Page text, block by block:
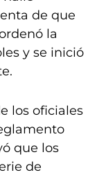
de que
la
y se inició
los oficiales
que los
de